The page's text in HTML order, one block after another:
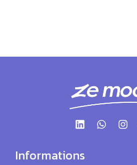
Informations